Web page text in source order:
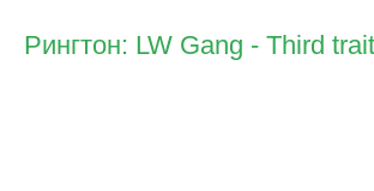
Рингтон: LW Gang - Third